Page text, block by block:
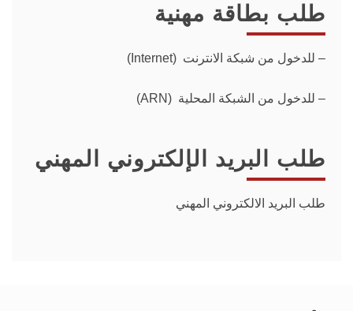
طلب بطاقة مهنية
– للدخول من شبكة الانترنت (Internet)
– للدخول من الشبكة المحلية (ARN)
طلب البريد الإلكتروني المهني
طلب البريد الالكتروني المهني